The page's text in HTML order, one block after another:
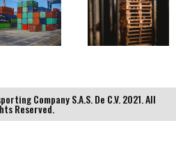
Company S.A.S. De C.V. 2021. All
Reserved.